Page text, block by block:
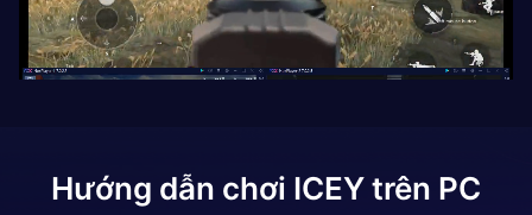
Hướng dẫn chơi ICEYtrên PC